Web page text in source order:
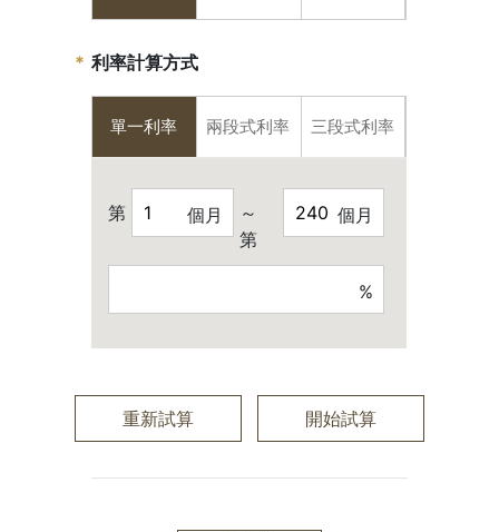
利率計算方式
單一利率 兩段式利率 三段式利率
第 個月
～
第
個月
%
重新試算 開始試算